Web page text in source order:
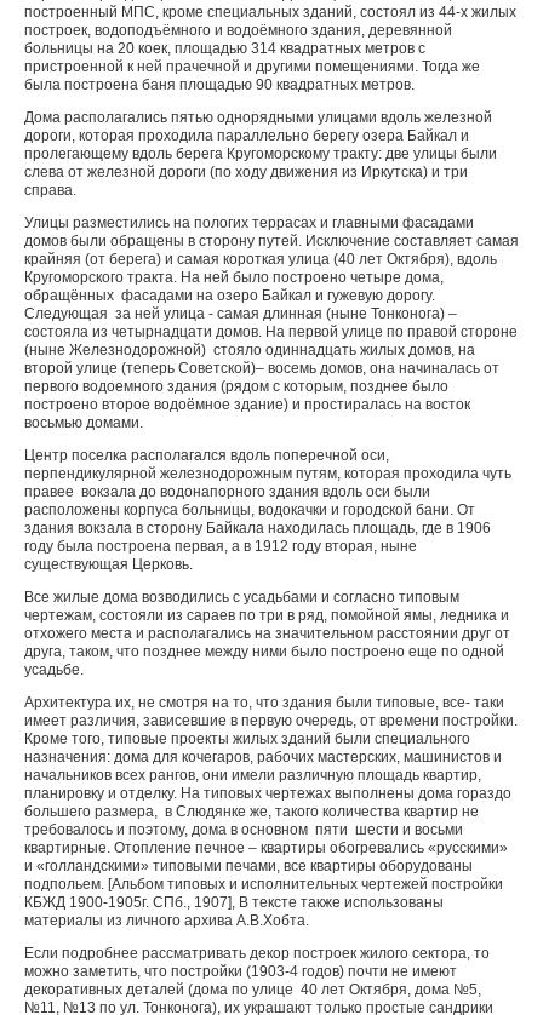
построенный МПС, кроме специальных зданий, состоял из 44-х жилых
построек, водоподъёмного и водоёмного здания, деревянной
больницы на 20 коек, площадью 314 квадратных метров с
пристроенной к ней прачечной и другими помещениями. Тогда же
была построена баня площадью 90 квадратных метров.
Дома располагались пятью однорядными улицами вдоль железной
дороги, которая проходила параллельно берегу озера Байкал и
пролегающему вдоль берега Кругоморскому тракту: две улицы были
слева от железной дороги (по ходу движения из Иркутска) и три
справа.
Улицы разместились на пологих террасах и главными фасадами
домов были обращены в сторону путей. Исключение составляет самая
крайняя (от берега) и самая короткая улица (40 лет Октября), вдоль
Кругоморского тракта. На ней было построено четыре дома,
обращённых фасадами на озеро Байкал и гужевую дорогу.
Следующая за ней улица - самая длинная (ныне Тонконога) –
состояла из четырнадцати домов. На первой улице по правой стороне
(ныне Железнодорожной) стояло одиннадцать жилых домов, на
второй улице (теперь Советской)– восемь домов, она начиналась от
первого водоемного здания (рядом с которым, позднее было
построено второе водоёмное здание) и простиралась на восток
восьмью домами.
Центр поселка располагался вдоль поперечной оси,
перпендикулярной железнодорожным путям, которая проходила чуть
правее вокзала до водонапорного здания вдоль оси были
расположены корпуса больницы, водокачки и городской бани. От
здания вокзала в сторону Байкала находилась площадь, где в 1906
году была построена первая, а в 1912 году вторая, ныне
существующая Церковь.
Все жилые дома возводились с усадьбами и согласно типовым
чертежам, состояли из сараев по три в ряд, помойной ямы, ледника и
отхожего места и располагались на значительном расстоянии друг от
друга, таком, что позднее между ними было построено еще по одной
усадьбе.
Архитектура их, не смотря на то, что здания были типовые, все- таки
имеет различия, зависевшие в первую очередь, от времени постройки.
Кроме того, типовые проекты жилых зданий были специального
назначения: дома для кочегаров, рабочих мастерских, машинистов и
начальников всех рангов, они имели различную площадь квартир,
планировку и отделку. На типовых чертежах выполнены дома гораздо
большего размера, в Слюдянке же, такого количества квартир не
требовалось и поэтому, дома в основном пяти шести и восьми
квартирные. Отопление печное – квартиры обогревались «русскими»
и «голландскими» типовыми печами, все квартиры оборудованы
подпольем. [Альбом типовых и исполнительных чертежей постройки
КБЖД 1900-1905г. СПб., 1907], В тексте также использованы
материалы из личного архива А.В.Хобта.
Если подробнее рассматривать декор построек жилого сектора, то
можно заметить, что постройки (1903-4 годов) почти не имеют
декоративных деталей (дома по улице 40 лет Октября, дома №5,
№11, №13 по ул. Тонконога), их украшают только простые сандрики